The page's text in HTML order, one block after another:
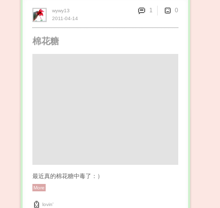
棉花糖
最近真的棉花糖中毒了：）
More
lovin'
2011-04-14
wywy13 1